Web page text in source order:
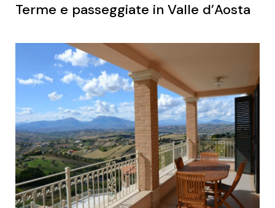
Terme e passeggiate in Valle d’Aosta